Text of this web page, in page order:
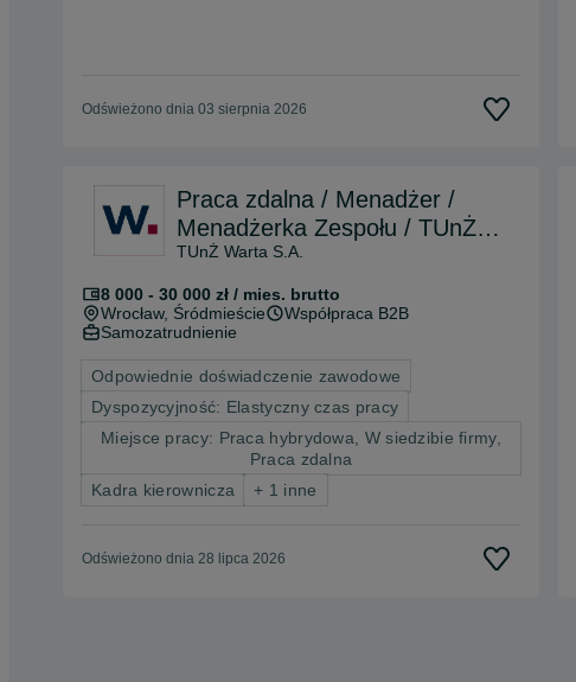
Odświeżono dnia 03 sierpnia 2026
Praca zdalna / Menadżer /
Menadżerka Zespołu / TUnŻ
Warta
TUnŻ Warta S.A.
8 000 - 30 000 zł / mies. brutto
Wrocław, Śródmieście
Współpraca B2B
Samozatrudnienie
Odpowiednie doświadczenie zawodowe
Dyspozycyjność: Elastyczny czas pracy
Miejsce pracy: Praca hybrydowa, W siedzibie firmy,
Praca zdalna
Kadra kierownicza
+ 1 inne
Odświeżono dnia 28 lipca 2026